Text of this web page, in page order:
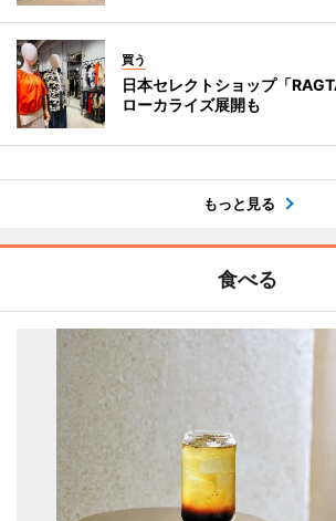
買う
日本セレクトショップ「
ローカライズ展開も
もっと見る
食べる